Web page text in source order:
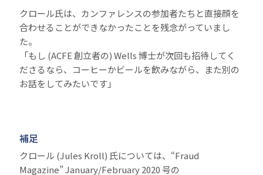
クロール氏は、カンファレンスの参加者たちと直接顔を
合わせることができなかったことを残念がっていまし
た。
「もし (ACFE 創立者の) Wells 博士が次回も招待してく
ださるなら、コーヒーかビールを飲みながら、また別の
お話をしてみたいです」
補足
クロール (Jules Kroll) 氏については、“Fraud
Magazine” January/February 2020 号の